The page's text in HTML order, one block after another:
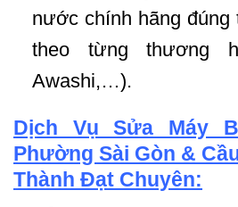
nước chính hãng đúng
theo từng thương
Awashi,…).
Dịch Vụ Sửa Máy
Phường Sài Gòn &
Thành Đạt Chuyên: